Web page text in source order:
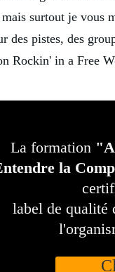
surtout je vous
des pistes, des
Rockin' in a Free
La formation
la
label de qualité